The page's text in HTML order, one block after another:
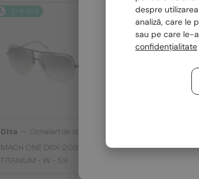
2-4 ZILE
Dita
Ochelari de soare
MACH ONE DRX-2030
TITANIUM - W - 59
2-4 ZILE
MACH SIX//
despre
analiză, care le
sau pe care le-
confidențialitate